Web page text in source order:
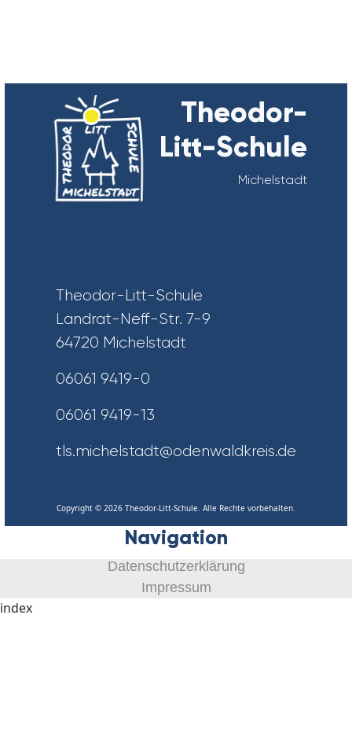
Theodor-
Litt-Schule
Michelstadt
Theodor-Litt-Schule
Landrat-Neff-Str. 7-9
64720 Michelstadt
06061 9419-0
06061 9419-13
tls.michelstadt@odenwaldkreis.de
Copyright © 2026 Theodor-Litt-Schule. Alle Rechte vorbehalten.
Navigation
Datenschutzerklärung
Impressum
index